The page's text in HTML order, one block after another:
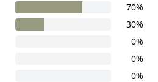
70%
30%
0%
0%
0%